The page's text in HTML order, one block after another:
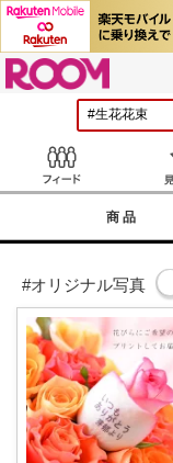
商品
#オリジナル写真